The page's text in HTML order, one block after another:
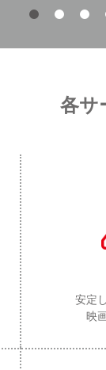
各サ
安定
映